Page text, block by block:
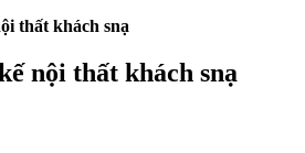
thất khách snạ
nội thất khách snạ